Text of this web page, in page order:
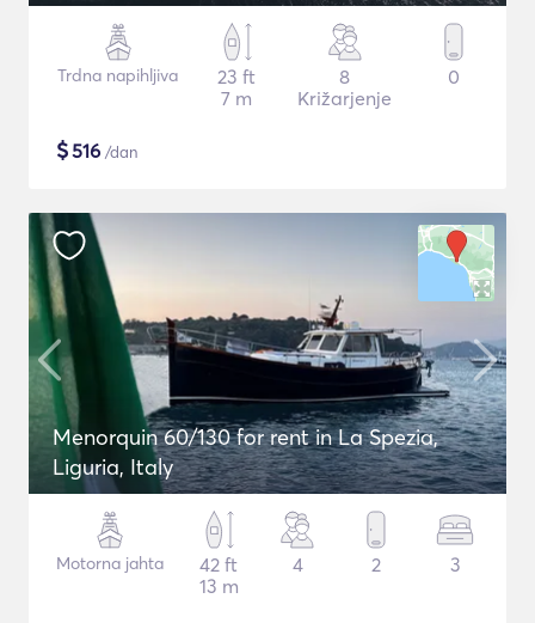
Trdna napihljiva
23 ft
7 m
8
Križarjenje
0
$516 /dan
Menorquin 60/130 for rent in La Spezia,
Liguria, Italy
Motorna jahta
42 ft
13 m
4 2 3